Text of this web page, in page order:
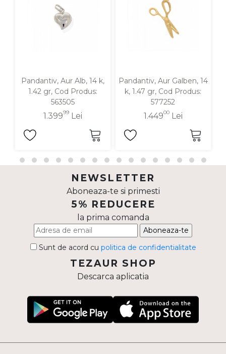
Pandantiv, Aur Alb, 14 k,
1.42 gr, Cod Produs:
563505
1.39999Lei
Pandantiv, Aur Galben, 14
k, 1.47 gr, Cod Produs:
577252
1.44900Lei
NEWSLETTER
Aboneaza-te si primesti
5% REDUCERE
la prima comanda
Aboneaza-te
Sunt de acord cu politica de confidentialitate
TEZAUR SHOP
Descarca aplicatia